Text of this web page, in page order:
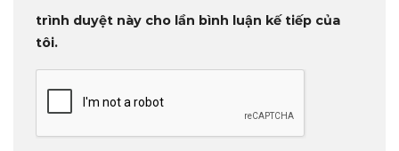
trình duyệt này cho lần bình luận kế tiếp của
tôi.